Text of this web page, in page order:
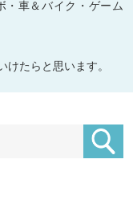
車＆バイク・ゲーム
たらと思います。